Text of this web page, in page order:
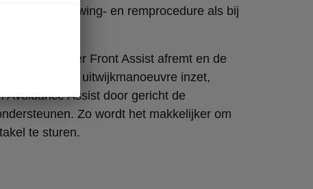
waarschuwing- en remprocedure als bij
wanneer Front Assist afremt en de
een uitwijkmanoeuvre inzet,
Avoidance Assist door gericht de
Zo wordt het makkelijker om
te sturen.